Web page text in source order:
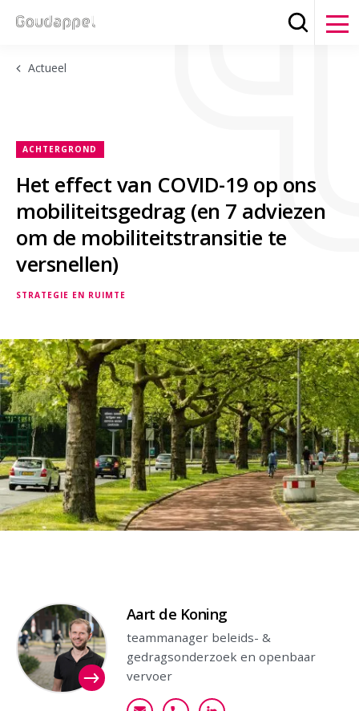
Zoeken
Actueel
Het effect van COVID-19 op ons
mobiliteitsgedrag (en 7 adviezen
om de mobiliteitstransitie te
versnellen)
ACHTERGROND
STRATEGIE EN RUIMTE
ContactpersoonAart de Koning
teammanager beleids- &
gedragsonderzoek en openbaar
vervoer